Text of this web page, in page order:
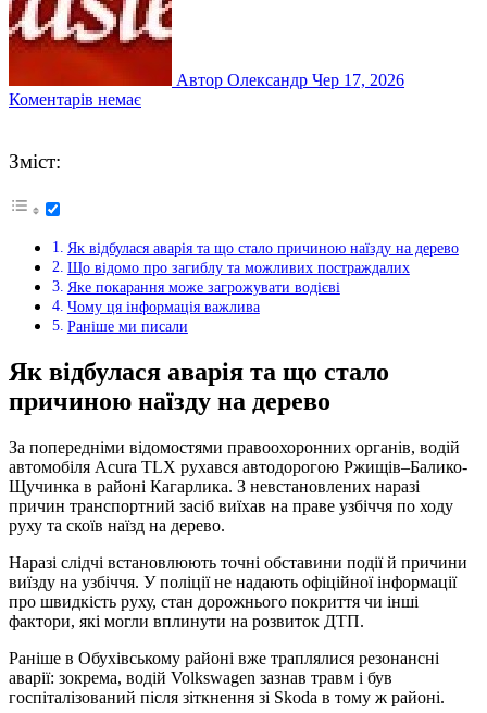
Автор Олександр Чер 17, 2026
Коментарів немає
Зміст:
Як відбулася аварія та що стало причиною наїзду на дерево
Що відомо про загиблу та можливих постраждалих
Яке покарання може загрожувати водієві
Чому ця інформація важлива
Раніше ми писали
Як відбулася аварія та що стало
причиною наїзду на дерево
За попередніми відомостями правоохоронних органів, водій
автомобіля Acura TLX рухався автодорогою Ржищів–Балико-
Щучинка в районі Кагарлика. З невстановлених наразі
причин транспортний засіб виїхав на праве узбіччя по ходу
руху та скоїв наїзд на дерево.
Наразі слідчі встановлюють точні обставини події й причини
виїзду на узбіччя. У поліції не надають офіційної інформації
про швидкість руху, стан дорожнього покриття чи інші
фактори, які могли вплинути на розвиток ДТП.
Раніше в Обухівському районі вже траплялися резонансні
аварії: зокрема, водій Volkswagen зазнав травм і був
госпіталізований після зіткнення зі Skoda в тому ж районі.